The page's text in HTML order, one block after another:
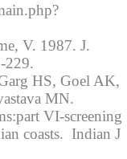
V. 1987. J.
229.
HS, Goel AK,
MN.
VI-screening
coasts. Indian J